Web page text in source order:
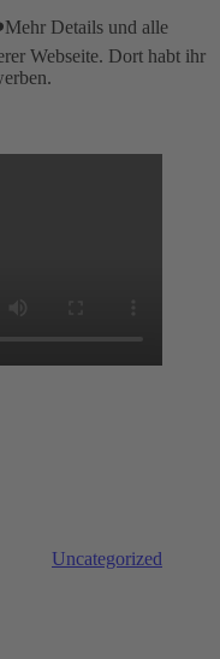
Details und alle
Webseite. Dort habt ihr
Uncategorized